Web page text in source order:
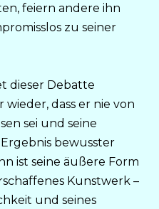
feiern andere ihn
zu seiner
dieser Debatte
dass er nie von
sei und seine
bewusster
ist seine äußere Form
Kunstwerk –
und seines